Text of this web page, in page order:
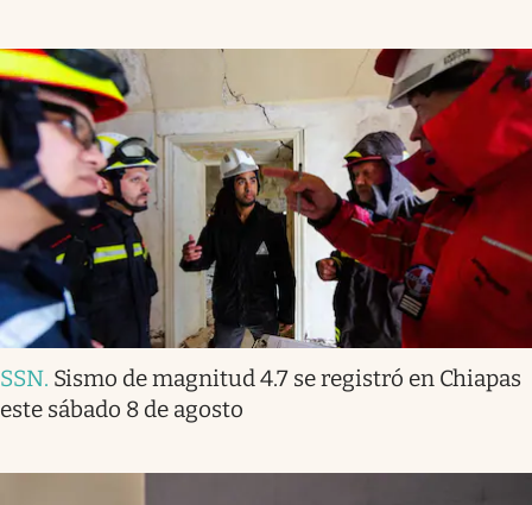
SSN. Sismo de magnitud 4.7 se registró en Chiapas
este sábado 8 de agosto